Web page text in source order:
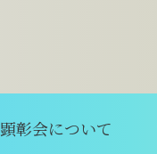
顕彰会について